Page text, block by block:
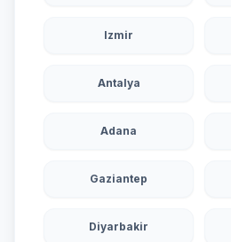
Izmir
Antalya
Adana
Gaziantep
Diyarbakir